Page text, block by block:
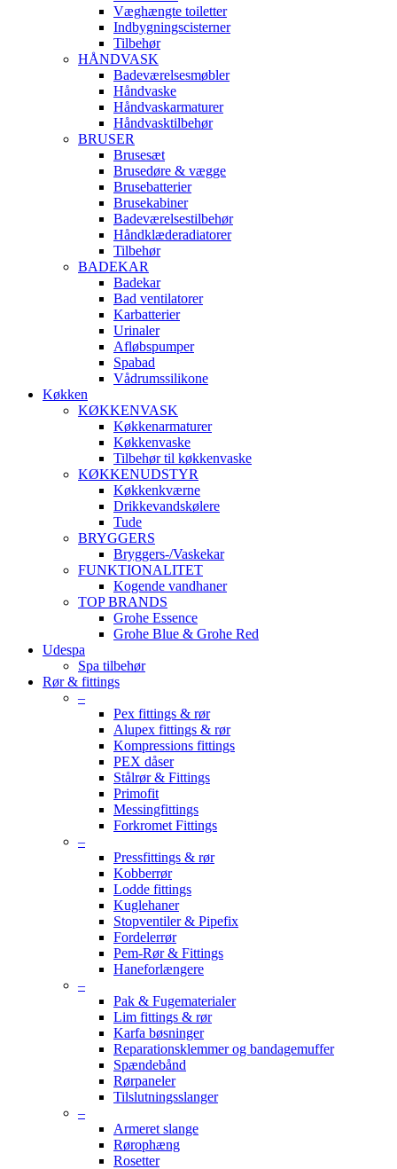
Væghængte toiletter
Indbygningscisterner
Tilbehør
HÅNDVASK
Badeværelsesmøbler
Håndvaske
Håndvaskarmaturer
Håndvasktilbehør
BRUSER
Brusesæt
Brusedøre & vægge
Brusebatterier
Brusekabiner
Badeværelsestilbehør
Håndklæderadiatorer
Tilbehør
BADEKAR
Badekar
Bad ventilatorer
Karbatterier
Urinaler
Afløbspumper
Spabad
Vådrumssilikone
Køkken
KØKKENVASK
Køkkenarmaturer
Køkkenvaske
Tilbehør til køkkenvaske
KØKKENUDSTYR
Køkkenkværne
Drikkevandskølere
Tude
BRYGGERS
Bryggers-/Vaskekar
FUNKTIONALITET
Kogende vandhaner
TOP BRANDS
Grohe Essence
Grohe Blue & Grohe Red
Udespa
Spa tilbehør
Rør & fittings
–
Pex fittings & rør
Alupex fittings & rør
Kompressions fittings
PEX dåser
Stålrør & Fittings
Primofit
Messingfittings
Forkromet Fittings
–
Pressfittings & rør
Kobberrør
Lodde fittings
Kuglehaner
Stopventiler & Pipefix
Fordelerrør
Pem-Rør & Fittings
Haneforlængere
–
Pak & Fugematerialer
Lim fittings & rør
Karfa bøsninger
Reparationsklemmer og bandagemuffer
Spændebånd
Rørpaneler
Tilslutningsslanger
–
Armeret slange
Rørophæng
Rosetter